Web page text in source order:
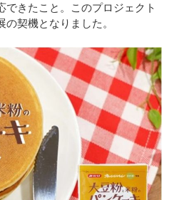
できたこと。このプロジェクト
契機となりました。